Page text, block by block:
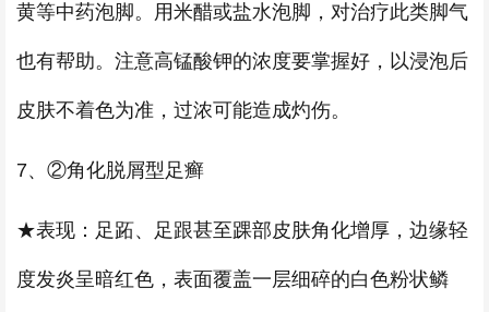
黄等中药泡脚。用米醋或盐水泡脚，对治疗此类脚气
也有帮助。注意高锰酸钾的浓度要掌握好，以浸泡后
皮肤不着色为准，过浓可能造成灼伤。
7、②角化脱屑型足癣
★表现：足跖、足跟甚至踝部皮肤角化增厚，边缘轻
度发炎呈暗红色，表面覆盖一层细碎的白色粉状鳞